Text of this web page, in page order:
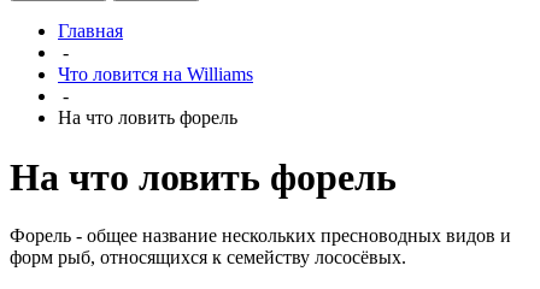
Главная
-
Что ловится на Williams
-
На что ловить форель
На что ловить форель
Форель - общее название нескольких пресноводных видов и
форм рыб, относящихся к семейству лососёвых.